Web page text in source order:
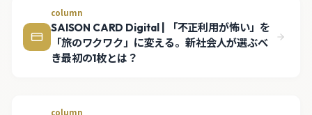
column
SAISON CARD Digital | 「不正利用が怖い」を
「旅のワクワク」に変える。新社会人が選ぶべ
き最初の1枚とは？
column